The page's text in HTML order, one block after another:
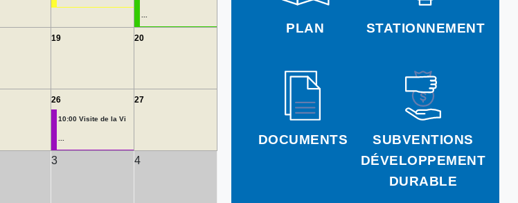
PLAN STATIONNEMENT
DOCUMENTS
SUBVENTIONS
DÉVELOPPEMENT
DURABLE
19 20
26
10:00 Visite de la Vi
27
3 4